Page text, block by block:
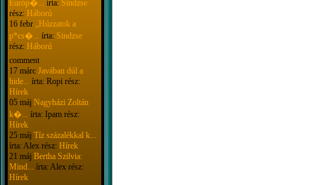
Európ�...
írta: Sindzse
rész: Háború
16 febr
„Húzzatok a
p*cs�...
írta: Sindzse
rész: Háború
comment
17 márc Javában dúl a
hide...
írta: Ropi rész:
Hírek
05 máj Nagyházi Zoltán
k�...
írta: Ipam rész:
Hírek
25 máj Tíz százalékkal k...
írta: Alex rész: Hírek
21 máj Bertha Szilvia:
Mind...
írta: Alex rész:
Hírek